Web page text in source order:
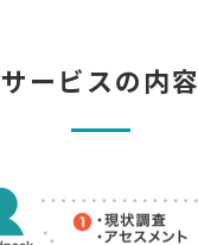
サービスの内容